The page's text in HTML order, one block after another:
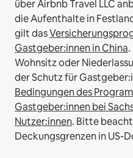
über Airbnb Travel LLC
die Aufenthalte in
gilt das
Gastgeber:innen in China.
Wohnsitz oder
der Schutz für
Bedingungen des
Gastgeber:innen bei
Nutzer:innen. Bitte
Deckungsgrenzen in US-